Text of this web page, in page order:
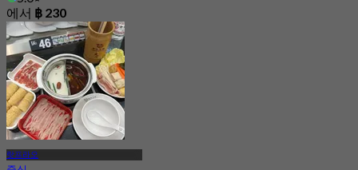
에서 ฿ 230
랏프라오